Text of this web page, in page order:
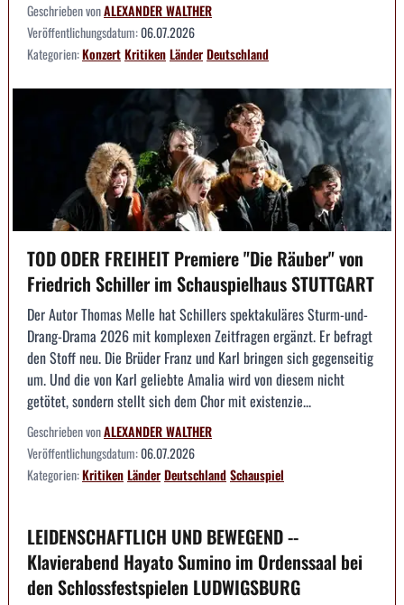
Geschrieben vonALEXANDER WALTHER
Veröffentlichungsdatum:06.07.2026
Kategorien:KonzertKritikenLänderDeutschland
TOD ODER FREIHEIT Premiere "Die Räuber" von
Friedrich Schiller im Schauspielhaus STUTTGART
Der Autor Thomas Melle hat Schillers spektakuläres Sturm-und-
Drang-Drama 2026 mit komplexen Zeitfragen ergänzt. Er befragt
den Stoff neu. Die Brüder Franz und Karl bringen sich gegenseitig
um. Und die von Karl geliebte Amalia wird von diesem nicht
getötet, sondern stellt sich dem Chor mit existenzie...
Geschrieben vonALEXANDER WALTHER
Veröffentlichungsdatum:06.07.2026
Kategorien:KritikenLänderDeutschlandSchauspiel
LEIDENSCHAFTLICH UND BEWEGEND --
Klavierabend Hayato Sumino im Ordenssaal bei
den Schlossfestspielen LUDWIGSBURG